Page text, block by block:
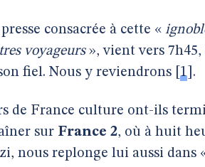
consacrée à cette «
voyageurs», vient vers
fiel. Nous y reviendrons 1 .
de France culture ont-ils
sur France 2, où à huit
nous replonge lui aussi dans